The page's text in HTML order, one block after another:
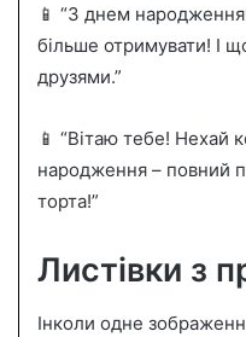
📱 “З днем
більше отримувати! І
друзями.”
📱 “Вітаю тебе! Нехай
народження – повний
торта!”
Листівки з
Інколи одне